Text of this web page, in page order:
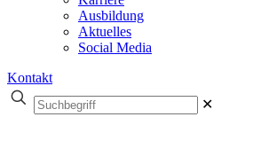
Ausbildung
Aktuelles
Social Media
Kontakt
✕